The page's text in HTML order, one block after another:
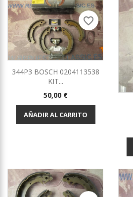
344P3 BOSCH 0204113538
KIT...
Precio
50,00 €
AÑADIR AL CARRITO
favorite_border